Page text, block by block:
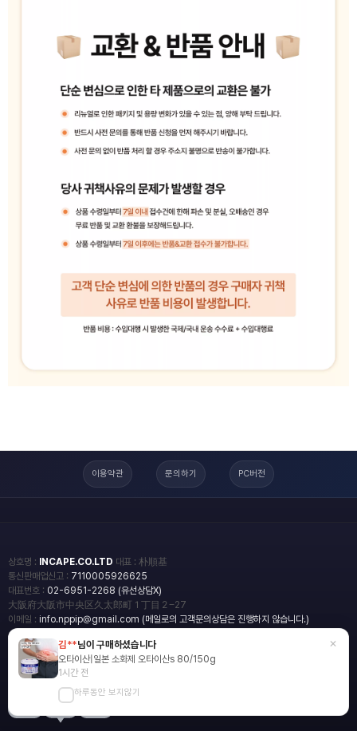
이용약관 문의하기 PC버전
상호명 : INCAPE.CO.LTD 대표 : 朴順基
통신판매업신고 : 7110005926625
대표번호 : 02-6951-2268 (유선상담X)
大阪府大阪市中央区久太郎町１丁目２−27
이메일 : info.nppip@gmail.com (메일로의 고객문의상담은 진행하지 않습니다.)
copyright
일본직구쇼핑몰 엔핍
2018 All rights reserved.
blog
김**님이 구매하셨습니다
오타이산|일본 소화제 오타이산s 80/150g
1시간 전
하루동안 보지않기
×